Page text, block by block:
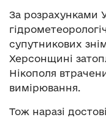
За розрахунками
супутникових
Херсонщині
Нікополя
вимірювання.
Тож наразі